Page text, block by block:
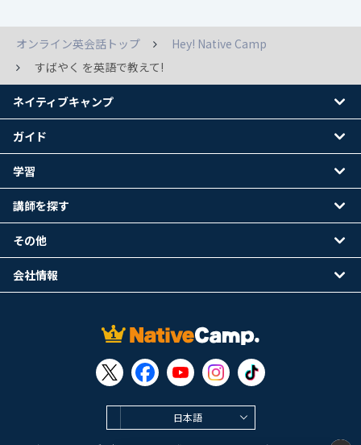
オンライン英会話トップ
Hey! Native Camp
すばやく を英語で教えて!
日本語
ネイティブキャンプ
ガイド
学習
講師を探す
その他
会社情報